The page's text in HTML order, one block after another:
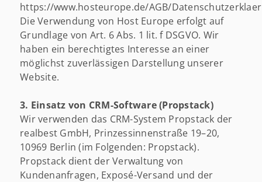
https://www.hosteurope.de/AGB/
Die Verwendung von Host Europe erfolgt auf
Grundlage von Art. 6 Abs. 1 lit. f DSGVO. Wir
haben ein berechtigtes Interesse an einer
möglichst zuverlässigen Darstellung unserer
Website.
3. Einsatz von CRM-Software (Propstack)
Wir verwenden das CRM-System Propstack der
realbest GmbH, Prinzessinnenstraße 19–20,
10969 Berlin (im Folgenden: Propstack).
Propstack dient der Verwaltung von
Kundenanfragen, Exposé-Versand und der